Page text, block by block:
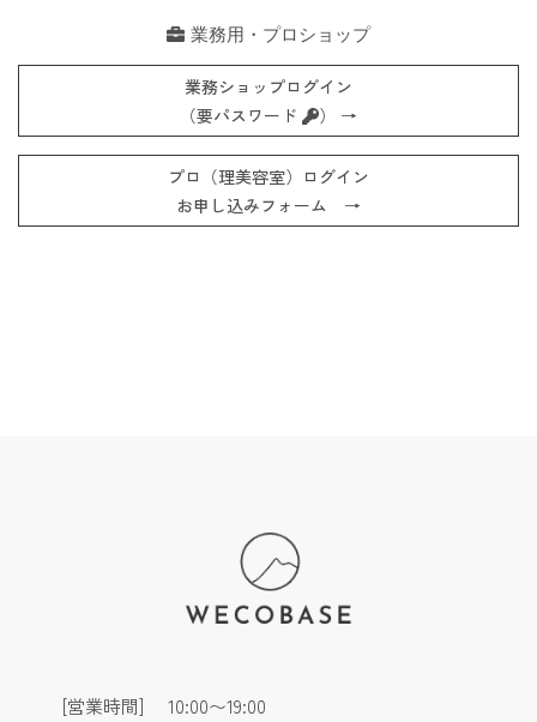
業務用・プロショップ
業務ショップログイン
（要パスワード
） →
プロ（理美容室）ログイン
お申し込みフォーム →
[営業時間]
10:00〜19:00